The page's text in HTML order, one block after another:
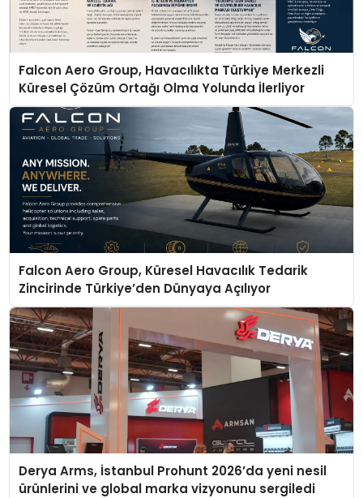
Falcon Aero Group, Havacılıkta Türkiye Merkezli
Küresel Çözüm Ortağı Olma Yolunda İlerliyor
Falcon Aero Group, Küresel Havacılık Tedarik
Zincirinde Türkiye’den Dünyaya Açılıyor
Derya Arms, İstanbul Prohunt 2026’da yeni nesil
ürünlerini ve global marka vizyonunu sergiledi